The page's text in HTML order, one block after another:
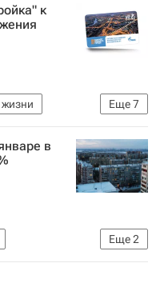
к
Еще7
МОЭК
Москвы в
Еще2